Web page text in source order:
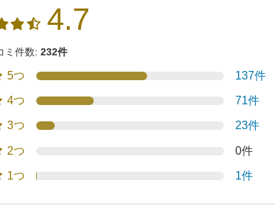
4.7
ミ件数: 232件
5つ 137件
4つ 71件
3つ 23件
2つ 0件
1つ 1件